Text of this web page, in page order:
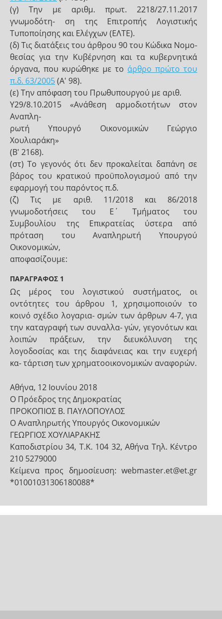
(γ) Την με αριθμ. πρωτ. 2218/27.11.2017
γνωμοδότη- ση της Επιτροπής Λογιστικής
Τυποποίησης και Ελέγχων (ΕΛΤΕ).
(δ) Τις διατάξεις του άρθρου 90 του Κώδικα Νομο-
θεσίας για την Κυβέρνηση και τα κυβερνητικά
όργανα, που κυρώθηκε με το άρθρο πρώτο του
π.δ. 63/2005(Α' 98).
(ε) Την απόφαση του Πρωθυπουργού με αριθ.
Υ29/8.10.2015 «Ανάθεση αρμοδιοτήτων στον
Αναπλη-
ρωτή Υπουργό Οικονομικών Γεώργιο
Χουλιαράκη»
(Β' 2168).
(στ) Το γεγονός ότι δεν προκαλείται δαπάνη σε
βάρος του κρατικού προϋπολογισμού από την
εφαρμογή του παρόντος π.δ.
(ζ) Τις με αριθ. 11/2018 και 86/2018
γνωμοδοτήσεις του Ε΄ Τμήματος του
Συμβουλίου της Επικρατείας ύστερα από
πρόταση του Αναπληρωτή Υπουργού
Οικονομικών,
αποφασίζουμε:
ΠΑΡΑΓΡΑΦΟΣ 1
Ως μέρος του λογιστικού συστήματος, οι
οντότητες του άρθρου 1, χρησιμοποιούν το
κοινό σχέδιο λογαρια- σμών των άρθρων 4-7, για
την καταγραφή των συναλλα- γών, γεγονότων και
λοιπών πράξεων, την διευκόλυνση της
λογοδοσίας και της διαφάνειας και την ευχερή
κα- τάρτιση των χρηματοοικονομικών αναφορών.
Αθήνα, 12 Ιουνίου 2018
Ο Πρόεδρος της Δημοκρατίας
ΠΡΟΚΟΠΙΟΣ Β. ΠΑΥΛΟΠΟΥΛΟΣ
Ο Αναπληρωτής Υπουργός Οικονομικών
ΓΕΩΡΓΙΟΣ ΧΟΥΛΙΑΡΑΚΗΣ
Καποδιστρίου 34, Τ.Κ. 104 32, Αθήνα Τηλ. Κέντρο
210 5279000
Κείμενα προς δημοσίευση: webmaster.et@et.gr
*01001031306180088*